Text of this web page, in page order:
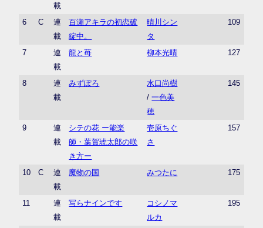
載
6 C
連
載
百瀬アキラの初恋破
綻中。
晴川シン
タ
109
7
連
載
龍と苺 柳本光晴 127
8
連
載
みずぽろ
水口尚樹
/一色美
穂
145
9
連
載
シテの花 ー能楽
師・葉賀琥太郎の咲
き方ー
壱原ちぐ
さ
157
10 C
連
載
魔物の国 みつたに 175
11
連
載
写らナインです
コシノマ
ルカ
195